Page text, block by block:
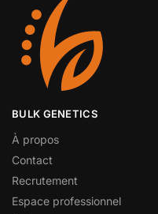
BULK GENETICS
À propos
Contact
Recrutement
Espace professionnel